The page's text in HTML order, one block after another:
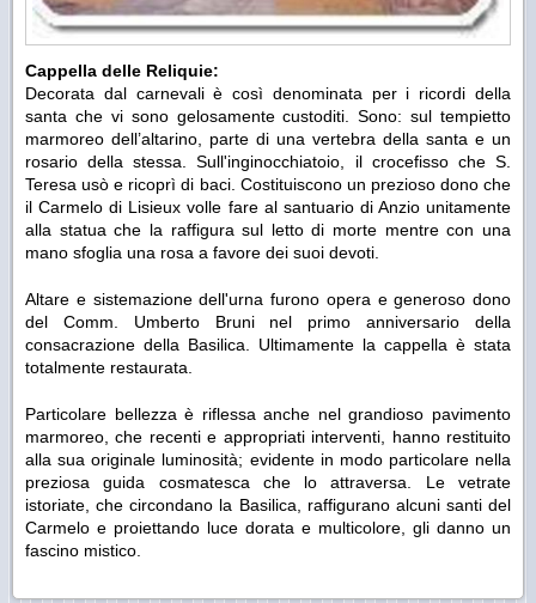
Cappella delle Reliquie:
Decorata dal carnevali è così denominata per i ricordi della
santa che vi sono gelosamente custoditi. Sono: sul tempietto
marmoreo dell’altarino, parte di una vertebra della santa e un
rosario della stessa. Sull'inginocchiatoio, il crocefisso che S.
Teresa usò e ricoprì di baci. Costituiscono un prezioso dono che
il Carmelo di Lisieux volle fare al santuario di Anzio unitamente
alla statua che la raffigura sul letto di morte mentre con una
mano sfoglia una rosa a favore dei suoi devoti.
Altare e sistemazione dell'urna furono opera e generoso dono
del Comm. Umberto Bruni nel primo anniversario della
consacrazione della Basilica. Ultimamente la cappella è stata
totalmente restaurata.
Particolare bellezza è riflessa anche nel grandioso pavimento
marmoreo, che recenti e appropriati interventi, hanno restituito
alla sua originale luminosità; evidente in modo particolare nella
preziosa guida cosmatesca che lo attraversa. Le vetrate
istoriate, che circondano la Basilica, raffigurano alcuni santi del
Carmelo e proiettando luce dorata e multicolore, gli danno un
fascino mistico.